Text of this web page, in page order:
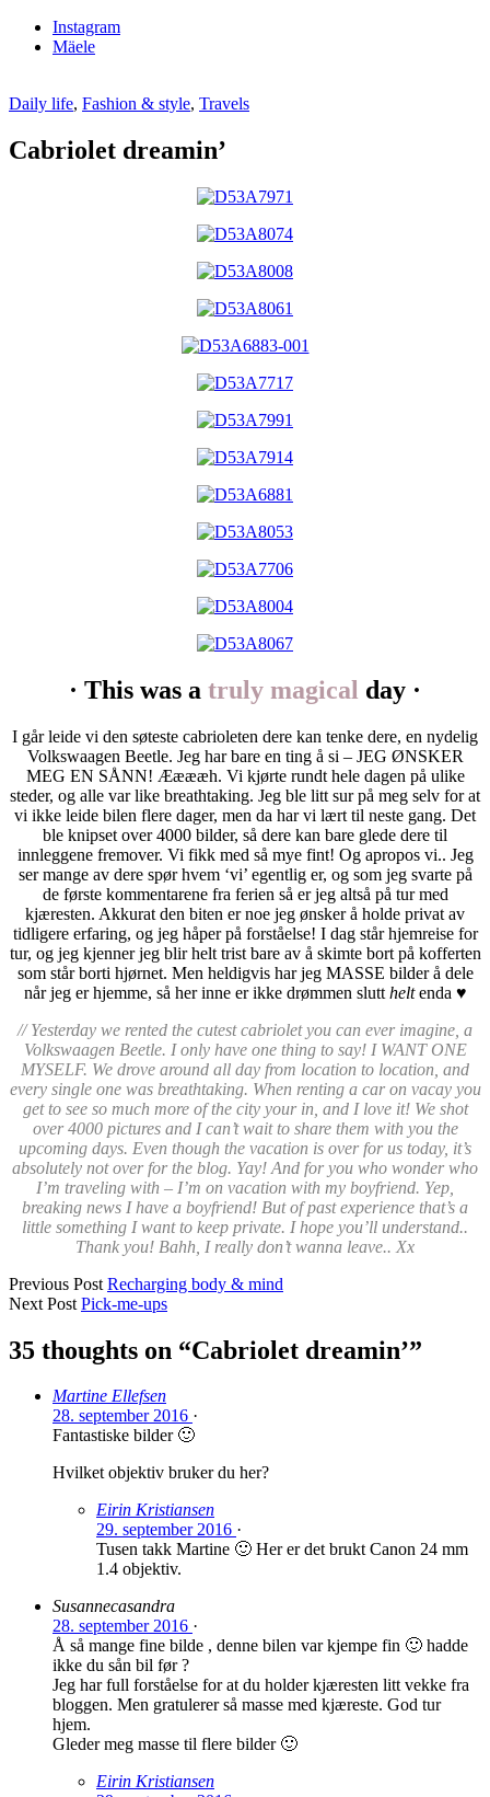
Instagram
Mäele
Daily life, Fashion & style, Travels
Cabriolet dreamin’
· This was a truly magical day ·
I går leide vi den søteste cabrioleten dere kan tenke dere, en nydelig
Volkswaagen Beetle. Jeg har bare en ting å si – JEG ØNSKER
MEG EN SÅNN! Ææææh. Vi kjørte rundt hele dagen på ulike
steder, og alle var like breathtaking. Jeg ble litt sur på meg selv for at
vi ikke leide bilen flere dager, men da har vi lært til neste gang. Det
ble knipset over 4000 bilder, så dere kan bare glede dere til
innleggene fremover. Vi fikk med så mye fint! Og apropos vi.. Jeg
ser mange av dere spør hvem ‘vi’ egentlig er, og som jeg svarte på
de første kommentarene fra ferien så er jeg altså på tur med
kjæresten. Akkurat den biten er noe jeg ønsker å holde privat av
tidligere erfaring, og jeg håper på forståelse! I dag står hjemreise for
tur, og jeg kjenner jeg blir helt trist bare av å skimte bort på kofferten
som står borti hjørnet. Men heldigvis har jeg MASSE bilder å dele
når jeg er hjemme, så her inne er ikke drømmen slutt heltenda ♥
// Yesterday we rented the cutest cabriolet you can ever imagine, a
Volkswaagen Beetle. I only have one thing to say! I WANT ONE
MYSELF. We drove around all day from location to location, and
every single one was breathtaking. When renting a car on vacay you
get to see so much more of the city your in, and I love it! We shot
over 4000 pictures and I can’t wait to share them with you the
upcoming days. Even though the vacation is over for us today, it’s
absolutely not over for the blog. Yay! And for you who wonder who
I’m traveling with – I’m on vacation with my boyfriend. Yep,
breaking news I have a boyfriend! But of past experience that’s a
little something I want to keep private. I hope you’ll understand..
Thank you! Bahh, I really don’t wanna leave.. Xx
Previous Post Recharging body & mind
Next Post Pick-me-ups
35 thoughts on “Cabriolet dreamin’”
Martine Ellefsen
28. september 2016 ·
Fantastiske bilder 🙂
Hvilket objektiv bruker du her?
Eirin Kristiansen
29. september 2016 ·
Tusen takk Martine 🙂 Her er det brukt Canon 24 mm
1.4 objektiv.
Susannecasandra
28. september 2016 ·
Å så mange fine bilde , denne bilen var kjempe fin 🙂 hadde
ikke du sån bil før ?
Jeg har full forståelse for at du holder kjæresten litt vekke fra
bloggen. Men gratulerer så masse med kjæreste. God tur
hjem.
Gleder meg masse til flere bilder 🙂
Eirin Kristiansen